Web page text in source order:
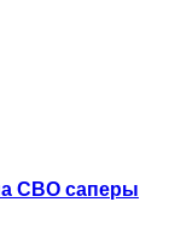
СВО саперы